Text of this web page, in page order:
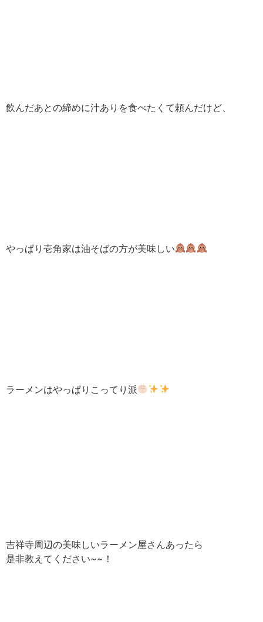
飲んだあとの締めに汁ありを食べたくて頼んだけど、
やっぱり壱角家は油そばの方が美味しい
ラーメンはやっぱりこってり派
吉祥寺周辺の美味しいラーメン屋さんあったら
是非教えてください~~！